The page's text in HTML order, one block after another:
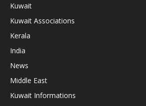
Kuwait
Kuwait Associations
Kerala
India
News
Middle East
Kuwait Informations